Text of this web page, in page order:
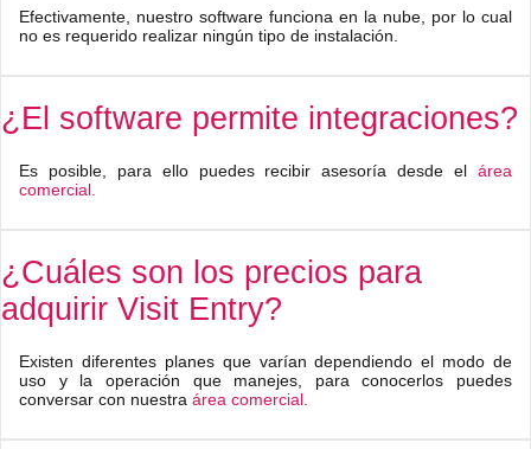
Efectivamente, nuestro software funciona en la nube, por lo cual
no es requerido realizar ningún tipo de instalación.
¿El software permite integraciones?
Es posible, para ello puedes recibir asesoría desde el área
comercial.
¿Cuáles son los precios para
adquirir Visit Entry?
Existen diferentes planes que varían dependiendo el modo de
uso y la operación que manejes, para conocerlos puedes
conversar con nuestra área comercial.